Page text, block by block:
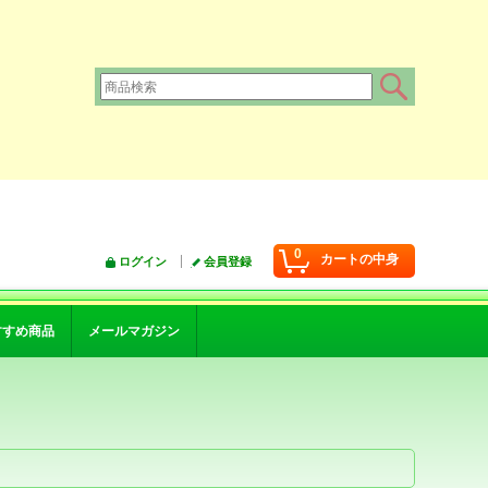
0 カートの中身
ログイン 会員登録
すめ商品 メールマガジン